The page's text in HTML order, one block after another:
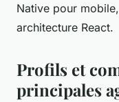
Native pour
architecture React.
Profils et
principales